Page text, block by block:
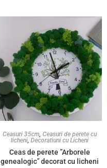
Ceasuri 35cm Ceasuri de perete cu
licheni Decoratiuni cu Licheni
Ceas de perete ”Arborele
genealogic” decorat cu licheni